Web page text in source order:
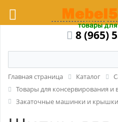
8 (965)
Главная страница Каталог
Товары для консервирования и
Закаточные машинки и крышки